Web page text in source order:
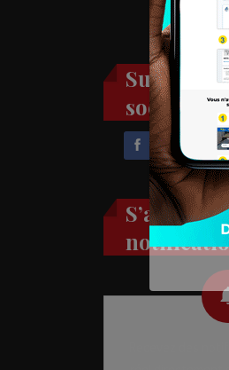
Suivez
sociaux
S’abonner